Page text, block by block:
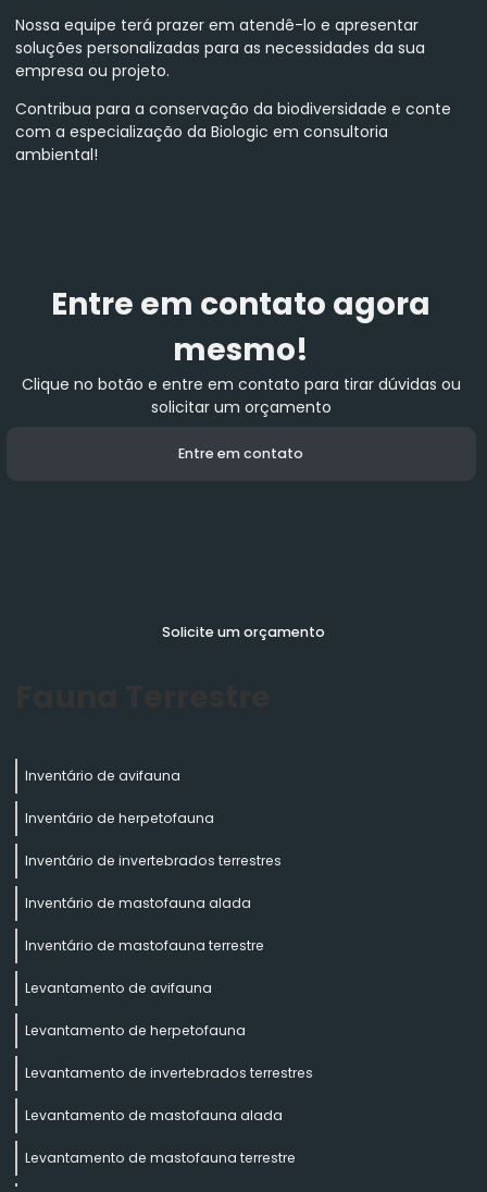
Nossa equipe terá prazer em atendê-lo e apresentar
soluções personalizadas para as necessidades da sua
empresa ou projeto.
Contribua para a conservação da biodiversidade e conte
com a especialização da Biologic em consultoria
ambiental!
Entre em contato agora
mesmo!
Clique no botão e entre em contato para tirar dúvidas ou
solicitar um orçamento
Entre em contato
Solicite um orçamento
Inventário de avifauna
Inventário de herpetofauna
Inventário de invertebrados terrestres
Inventário de mastofauna alada
Inventário de mastofauna terrestre
Levantamento de avifauna
Levantamento de herpetofauna
Levantamento de invertebrados terrestres
Levantamento de mastofauna alada
Levantamento de mastofauna terrestre